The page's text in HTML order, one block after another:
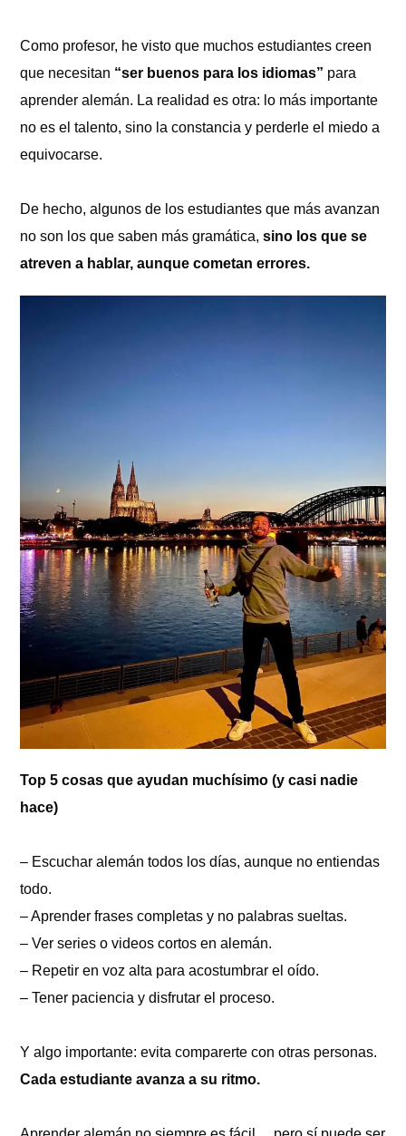
Como profesor, he visto que muchos estudiantes creen
que necesitan “ser buenos para los idiomas” para
aprender alemán. La realidad es otra: lo más importante
no es el talento, sino la constancia y perderle el miedo a
equivocarse.
De hecho, algunos de los estudiantes que más avanzan
no son los que saben más gramática, sino los que se
atreven a hablar, aunque cometan errores.
Top 5 cosas que ayudan muchísimo (y casi nadie
hace)
– Escuchar alemán todos los días, aunque no entiendas
todo.
– Aprender frases completas y no palabras sueltas.
– Ver series o videos cortos en alemán.
– Repetir en voz alta para acostumbrar el oído.
– Tener paciencia y disfrutar el proceso.
Y algo importante: evita comparerte con otras personas.
Cada estudiante avanza a su ritmo.